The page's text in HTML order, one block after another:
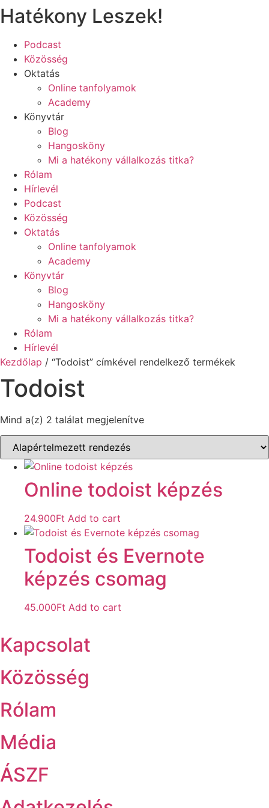
Ugrás
a
tartalomhoz
Hatékony Leszek!
Podcast
Közösség
Oktatás
Online tanfolyamok
Academy
Könyvtár
Blog
Hangosköny
Mi a hatékony vállalkozás titka?
Rólam
Hírlevél
Podcast
Közösség
Oktatás
Online tanfolyamok
Academy
Könyvtár
Blog
Hangosköny
Mi a hatékony vállalkozás titka?
Rólam
Hírlevél
Kezdőlap / “Todoist” címkével rendelkező termékek
Todoist
Mind a(z) 2 találat megjelenítve
Online todoist képzés
24.900Ft Add to cart
Todoist és Evernote
képzés csomag
45.000Ft Add to cart
Kapcsolat
Közösség
Rólam
Média
ÁSZF